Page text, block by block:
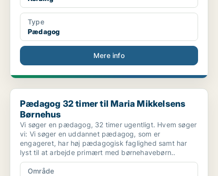
Type
Pædagog
Mere info
Pædagog 32 timer til Maria Mikkelsens Børnehus
Pædagog 32 timer til Maria Mikkelsens
Børnehus
Vi søger en pædagog, 32 timer ugentligt. Hvem søger
vi: Vi søger en uddannet pædagog, som er
engageret, har høj pædagogisk faglighed samt har
lyst til at arbejde primært med børnehavebørn..
Område